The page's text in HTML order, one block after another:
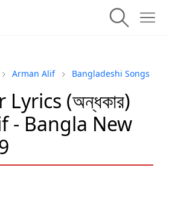
Arman Alif Bangladeshi Songs
(অন্ধকার)
- Bangla New